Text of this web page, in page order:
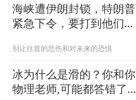
海峡遭伊朗封锁，特朗普
紧急下令，要打到他们承
别让往昔的悲伤和对未来的恐惧
冰为什么是滑的？你和你
物理老师,可能都答错了